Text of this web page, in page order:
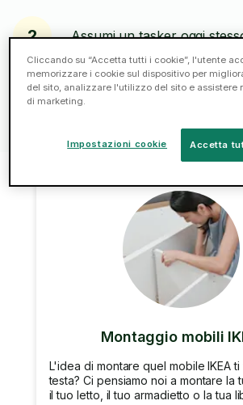
2 Assumi un tasker oggi
3
Chatta, paga, lascia una
tutto in un unico sistema.
Montaggio mobili
L'idea di montare quel mobile IKEA
testa? Ci pensiamo noi a montare la
il tuo letto, il tuo armadietto o la tua
Cliccando su “Accetta tutti i cookie”, l'utente
memorizzare i cookie sul dispositivo per
del sito, analizzare l'utilizzo del sito e assistere
di marketing.
Accetta
Impostazioni cookie